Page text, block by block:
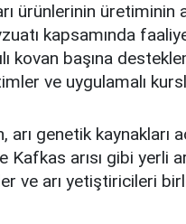
ürünlerinin
kapsamında
kovan başına
ve uygulamalı
arı genetik kaynakları
Kafkas arısı gibi yerli
ve arı yetiştiricileri